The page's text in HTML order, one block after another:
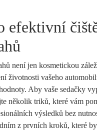
efektivní
není jen kosmetickou
životnosti vašeho
Aby vaše sedačky
několik triků, které vám
výsledků bez
z prvních kroků, které